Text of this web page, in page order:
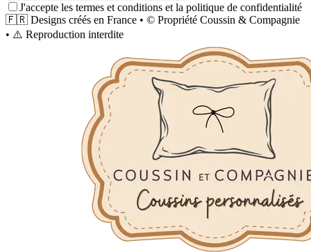
J'accepte les termes et conditions et la politique de confidentialité
🇫🇷 Designs créés en France • © Propriété Coussin & Compagnie
• ⚠️ Reproduction interdite